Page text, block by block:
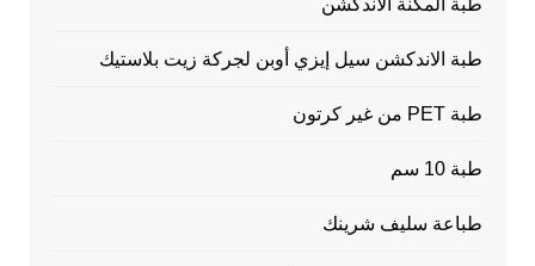
طبة الاندكشن سيل إيزي أوبن لجركة زيت بلاستيك
طبة PET من غير كرتون
طبة 10 سم
طباعة سليف شرينك